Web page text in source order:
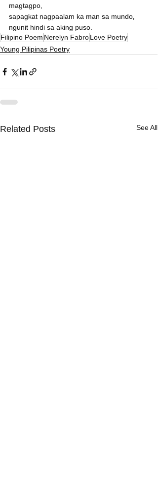
magtagpo‚
sapagkat nagpaalam ka man sa mundo‚
ngunit hindi sa aking puso.
Filipino Poem Nerelyn FabroLove Poetry
Young Pilipinas Poetry
Related Posts See All